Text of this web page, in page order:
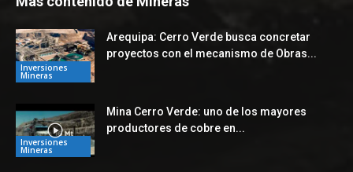
Inversiones
Mineras
Arequipa: Cerro Verde busca concretar
proyectos con el mecanismo de Obras...
Inversiones
Mineras
Mina Cerro Verde: uno de los mayores
productores de cobre en...